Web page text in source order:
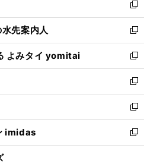
く
で
開
く
ィ
ン
ド
ウ
で
開
く
い
ウ
ィ
ン
ド
ウ
で
開
く
新
し
い
ウ
ィ
ン
ド
ウ
で
開
く
先案内人
新
し
い
ウ
ィ
ン
ド
ウ
で
開
よみタイ yomitai
新
し
い
ウ
ィ
ン
ド
ウ
新
し
い
ウ
ィ
ン
新
し
い
ウ
imidas
新
し